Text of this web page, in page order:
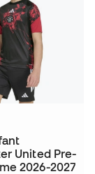
United Pre-
2026-2027